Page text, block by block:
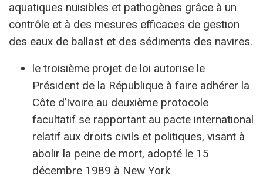
aquatiques nuisibles et pathogènes grâce à un
contrôle et à des mesures efficaces de gestion
des eaux de ballast et des sédiments des navires.
le troisième projet de loi autorise le
Président de la République à faire adhérer la
Côte d’Ivoire au deuxième protocole
facultatif se rapportant au pacte international
relatif aux droits civils et politiques, visant à
abolir la peine de mort, adopté le 15
décembre 1989 à New York